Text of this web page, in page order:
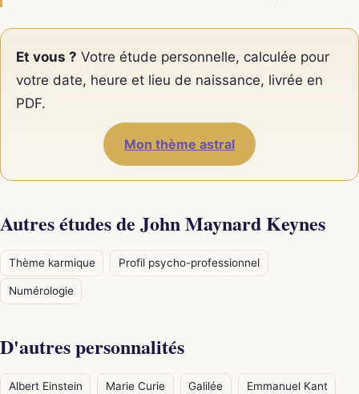
Et vous ? Votre étude personnelle, calculée pour
votre date, heure et lieu de naissance, livrée en
PDF.
Mon thème astral
Autres études de John Maynard Keynes
Thème karmique Profil psycho-professionnel
Numérologie
D'autres personnalités
Albert Einstein Marie Curie Galilée Emmanuel Kant